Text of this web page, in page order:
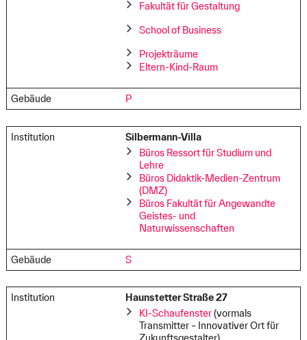
Fakultät für Gestaltung
School of Business
Projekträume
Eltern-Kind-Raum
Gebäude P
Institution
Silbermann-Villa
Büros Ressort für Studium und
Lehre
Büros Didaktik-Medien-Zentrum
(DMZ)
Büros Fakultät für Angewandte
Geistes- und
Naturwissenschaften
Gebäude S
Institution
Haunstetter Straße 27
KI-Schaufenster(vormals
Transmitter – Innovativer Ort für